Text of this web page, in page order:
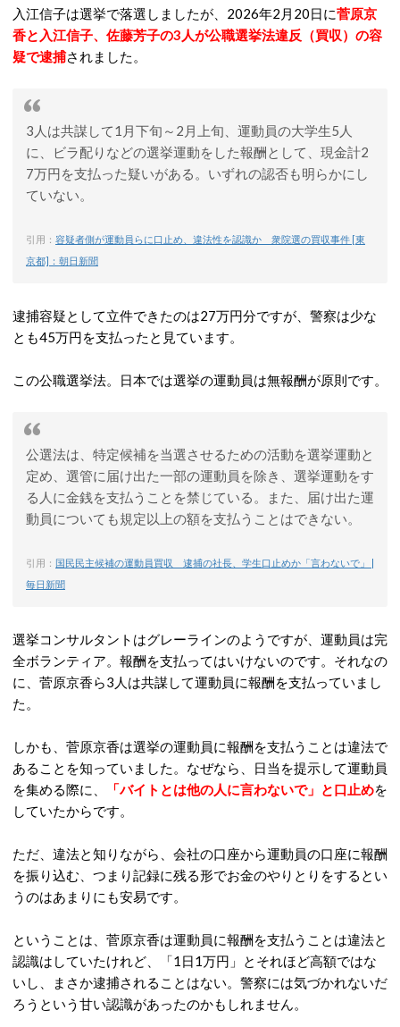
入江信子は選挙で落選しましたが、2026年2月20日に菅原京
香と入江信子、佐藤芳子の3人が公職選挙法違反（買収）の容
疑で逮捕されました。
3人は共謀して1月下旬～2月上旬、運動員の大学生5人
に、ビラ配りなどの選挙運動をした報酬として、現金計2
7万円を支払った疑いがある。いずれの認否も明らかにし
ていない。
引用： 容疑者側が運動員らに口止め、違法性を認識か 衆院選の買収事件 [東
京都]：朝日新聞
逮捕容疑として立件できたのは27万円分ですが、警察は少な
とも45万円を支払ったと見ています。
この公職選挙法。日本では選挙の運動員は無報酬が原則です。
公選法は、特定候補を当選させるための活動を選挙運動と
定め、選管に届け出た一部の運動員を除き、選挙運動をす
る人に金銭を支払うことを禁じている。また、届け出た運
動員についても規定以上の額を支払うことはできない。
引用： 国民民主候補の運動員買収 逮捕の社長、学生口止めか「言わないで」 |
毎日新聞
選挙コンサルタントはグレーラインのようですが、運動員は完
全ボランティア。報酬を支払ってはいけないのです。それなの
に、菅原京香ら3人は共謀して運動員に報酬を支払っていまし
た。
しかも、菅原京香は選挙の運動員に報酬を支払うことは違法で
あることを知っていました。なぜなら、日当を提示して運動員
を集める際に、
「バイトとは他の人に言わないで」と口止めを
していたからです。
ただ、違法と知りながら、会社の口座から運動員の口座に報酬
を振り込む、つまり記録に残る形でお金のやりとりをするとい
うのはあまりにも安易です。
ということは、菅原京香は運動員に報酬を支払うことは違法と
認識はしていたけれど、「1日1万円」とそれほど高額ではな
いし、まさか逮捕されることはない。警察には気づかれないだ
ろうという甘い認識があったのかもしれません。